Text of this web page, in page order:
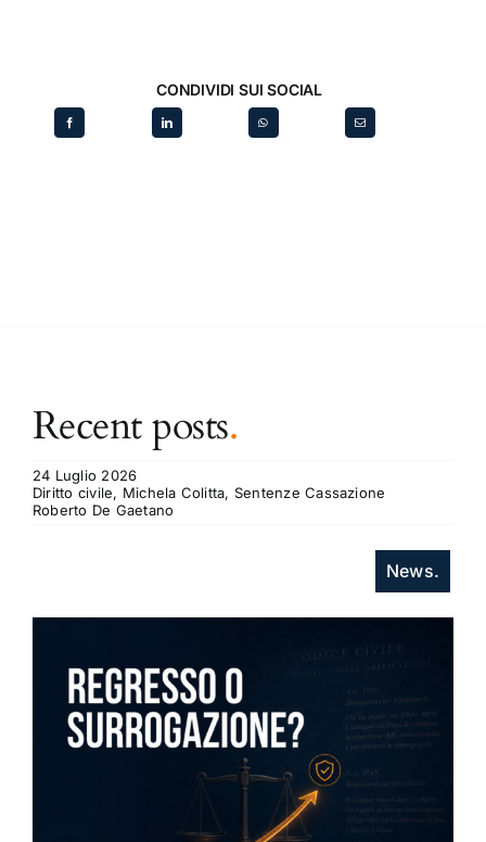
CONDIVIDI SUI SOCIAL
Recent posts.
24 Luglio 2026
Diritto civile, Michela Colitta, Sentenze Cassazione
Roberto De Gaetano
News.